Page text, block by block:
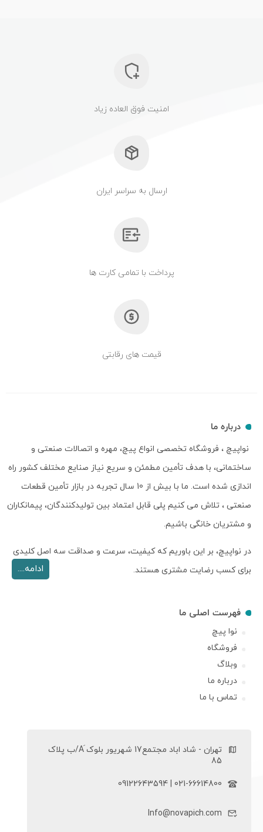
امنیت فوق العاده زیاد
ارسال به سراسر ایران
پرداخت با تمامی کارت ها
قیمت های رقابتی
درباره ما
نواپیچ ، فروشگاه تخصصی انواع پیچ، مهره و اتصالات صنعتی و
ساختمانی، با هدف تأمین مطمئن و سریع نیاز صنایع مختلف کشور راه
اندازی شده است. ما با بیش از 10 سال تجربه در بازار تأمین قطعات
صنعتی ، تلاش می کنیم پلی قابل اعتماد بین تولیدکنندگان، پیمانکاران
و مشتریان خانگی باشیم.
در نواپیچ، بر این باوریم که کیفیت، سرعت و صداقت سه اصل کلیدی
برای کسب رضایت مشتری هستند.
ادامه....
فهرست اصلی ما
نوا پیچ
فروشگاه
وبلاگ
درباره ما
تماس با ما
تهران - شاد اباد مجتمع17 شهریور بلوک َA/ب پلاک
85
021-66614800 | 09122643594
Info@novapich.com